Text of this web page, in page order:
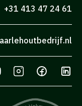
+31 413 47 24 61